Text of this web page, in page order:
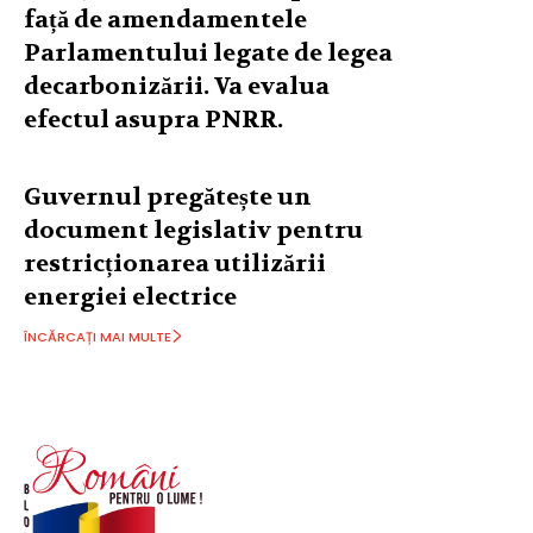
față de amendamentele
Parlamentului legate de legea
decarbonizării. Va evalua
efectul asupra PNRR.
Guvernul pregătește un
document legislativ pentru
restricționarea utilizării
energiei electrice
ÎNCĂRCAȚI MAI MULTE